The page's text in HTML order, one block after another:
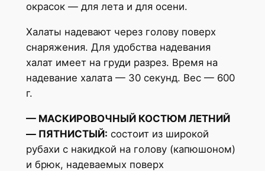
окрасок — для лета и для осени.
Халаты надевают через голову поверх
снаряжения. Для удобства надевания
халат имеет на груди разрез. Время на
надевание халата — 30 секунд. Вес — 600
г.
— МАСКИРОВОЧНЫЙ КОСТЮМ ЛЕТНИЙ
— ПЯТНИСТЫЙ: состоит из широкой
рубахи с накидкой на голову (капюшоном)
и брюк, надеваемых поверх